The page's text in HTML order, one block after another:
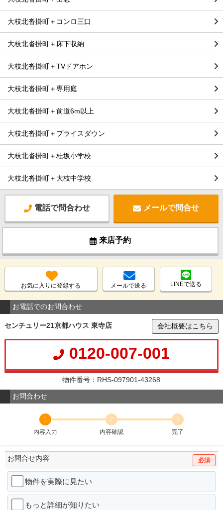
大枝北沓掛町＋コンロ三口
大枝北沓掛町＋床下収納
大枝北沓掛町＋TVドアホン
大枝北沓掛町＋専用庭
大枝北沓掛町＋前道6m以上
大枝北沓掛町＋プライスダウン
大枝北沓掛町＋桂坂小学校
大枝北沓掛町＋大枝中学校
電話で問合わせ メールで問合せ
来店予約
お気に入りに登録する メールで送る LINEで送る
お電話でのお問合わせ
センチュリー21京都ハウス 東寺店 会社概要はこちら
0120-007-001
物件番号：RHS-097901-43268
お問合わせ
1
内容入力
2
内容確認
3
完了
お問合せ内容 必須
物件を実際に見たい
もっと詳細が知りたい